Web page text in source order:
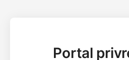
Portal